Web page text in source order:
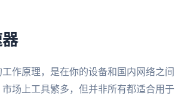
作原理，是在你的设备和国内网络之间
场上工具繁多，但并非所有都适合用于